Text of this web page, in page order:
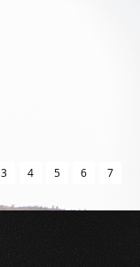
3 4 5 6 7